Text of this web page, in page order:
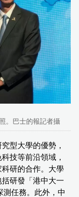
。巴士的報記者攝
型大學的優勢，
技等前沿領域，
研的合作。大學
研發「港中大一
測任務。此外，中